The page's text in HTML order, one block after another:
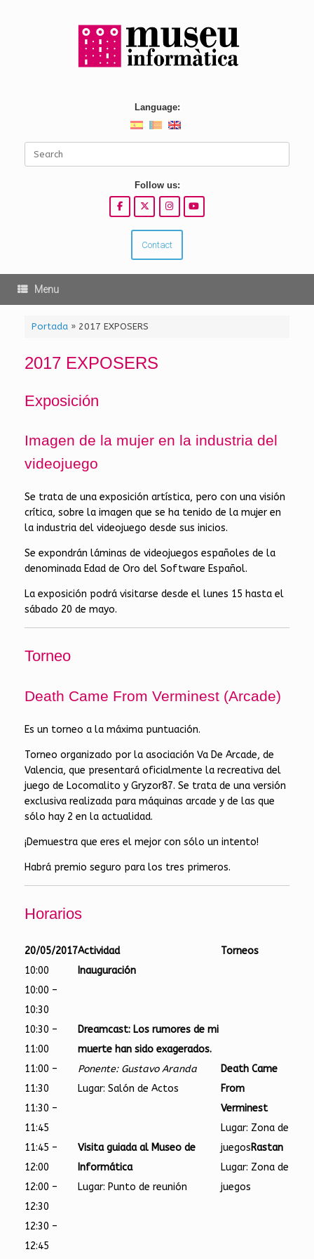
Language:
Follow us:
Contact
Menu
Portada» 2017 EXPOSERS
2017 EXPOSERS
Exposición
Imagen de la mujer en la industria del
videojuego
Se trata de una exposición artística, pero con una visión
crítica, sobre la imagen que se ha tenido de la mujer en
la industria del videojuego desde sus inicios.
Se expondrán láminas de videojuegos españoles de la
denominada Edad de Oro del Software Español.
La exposición podrá visitarse desde el lunes 15 hasta el
sábado 20 de mayo.
Torneo
Death Came From Verminest (Arcade)
Es un torneo a la máxima puntuación.
Torneo organizado por la asociación Va De Arcade, de
Valencia, que presentará oficialmente la recreativa del
juego de Locomalito y Gryzor87. Se trata de una versión
exclusiva realizada para máquinas arcade y de las que
sólo hay 2 en la actualidad.
¡Demuestra que eres el mejor con sólo un intento!
Habrá premio seguro para los tres primeros.
Horarios
20/05/2017Actividad
Torneos
10:00
Inauguración
10:00 –
10:30
10:30 –
11:00
Dreamcast: Los rumores de mi
muerte han sido exagerados.
Ponente: Gustavo Aranda
Lugar: Salón de Actos
11:00 –
11:30
Death Came
From
Verminest
Lugar: Zona de
juegosRastan
Lugar: Zona de
juegos
11:30 –
11:45
11:45 –
12:00
Visita guiada al Museo de
Informática
Lugar: Punto de reunión
12:00 –
12:30
12:30 –
12:45